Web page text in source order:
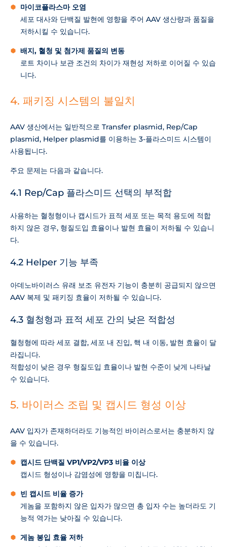
마이코플라스마 오염
세포 대사와 단백질 발현에 영향을 주어 AAV 생산량과 품질을
저하시킬 수 있습니다.
배지, 혈청 및 첨가제 품질의 변동
로트 차이나 보관 조건의 차이가 재현성 저하로 이어질 수 있습
니다.
4. 패키징 시스템의 불일치
AAV 생산에서는 일반적으로 Transfer plasmid, Rep/Cap
plasmid, Helper plasmid를 이용하는 3-플라스미드 시스템이
사용됩니다.
주요 문제는 다음과 같습니다.
4.1 Rep/Cap 플라스미드 선택의 부적합
사용하는 혈청형이나 캡시드가 표적 세포 또는 목적 용도에 적합
하지 않은 경우, 형질도입 효율이나 발현 효율이 저하될 수 있습니
다.
4.2 Helper 기능 부족
아데노바이러스 유래 보조 유전자 기능이 충분히 공급되지 않으면
AAV 복제 및 패키징 효율이 저하될 수 있습니다.
4.3 혈청형과 표적 세포 간의 낮은 적합성
혈청형에 따라 세포 결합, 세포 내 진입, 핵 내 이동, 발현 효율이 달
라집니다.
적합성이 낮은 경우 형질도입 효율이나 발현 수준이 낮게 나타날
수 있습니다.
5. 바이러스 조립 및 캡시드 형성 이상
AAV 입자가 존재하더라도 기능적인 바이러스로서는 충분하지 않
을 수 있습니다.
캡시드 단백질 VP1/VP2/VP3 비율 이상
캡시드 형성이나 감염성에 영향을 미칩니다.
빈 캡시드 비율 증가
게놈을 포함하지 않은 입자가 많으면 총 입자 수는 높더라도 기
능적 역가는 낮아질 수 있습니다.
게놈 봉입 효율 저하